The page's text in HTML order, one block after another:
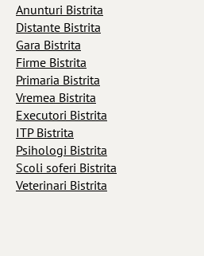
Anunturi Bistrita
Distante Bistrita
Gara Bistrita
Firme Bistrita
Primaria Bistrita
Vremea Bistrita
Executori Bistrita
ITP Bistrita
Psihologi Bistrita
Scoli soferi Bistrita
Veterinari Bistrita